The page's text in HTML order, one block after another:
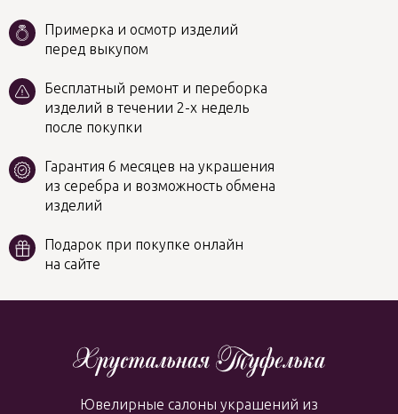
Бесплатный ремонт и переборка
изделий в течении 2-х недель
после покупки
Примерка и осмотр изделий
перед выкупом
Гарантия 6 месяцев на украшения
из серебра и возможность обмена
изделий
Подарок при покупке онлайн
на сайте
Ювелирные салоны украшений из